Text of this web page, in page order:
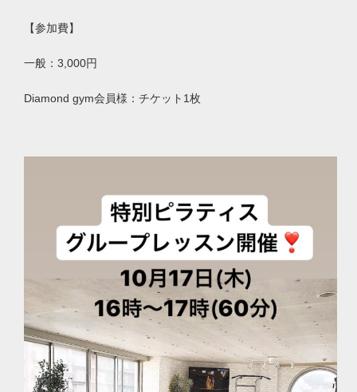
【参加費】
一般： 3 000円
Diamond gym会員様：チケット 1枚